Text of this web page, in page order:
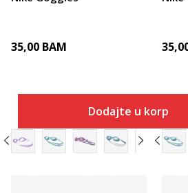
35,00 BAM
Dodajte u korpu